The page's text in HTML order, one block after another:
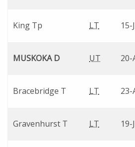
King Tp LT 15-
MUSKOKA D UT 20-
Bracebridge T LT 23-
Gravenhurst T LT 19-